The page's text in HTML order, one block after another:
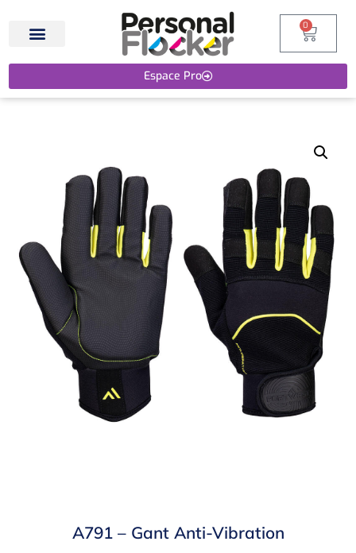
Espace Pro
0
A791 – Gant Anti-Vibration